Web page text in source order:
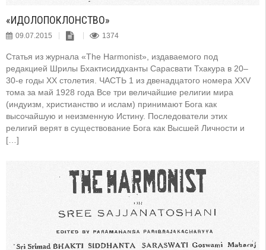
«ИДОЛОПОКЛОНСТВО»
09.07.2015 1374
Статья из журнала «The Harmonist», издаваемого под
редакцией Шрилы Бхактисиддханты Сарасвати Тхакура в 20–
30-е годы XX столетия. ЧАСТЬ 1 из двенадцатого номера XXV
тома за май 1928 года Все три величайшие религии мира
(индуизм, христианство и ислам) принимают Бога как
высочайшую и неизменную Истину. Последователи этих
религий верят в существование Бога как Высшей Личности и
[…]